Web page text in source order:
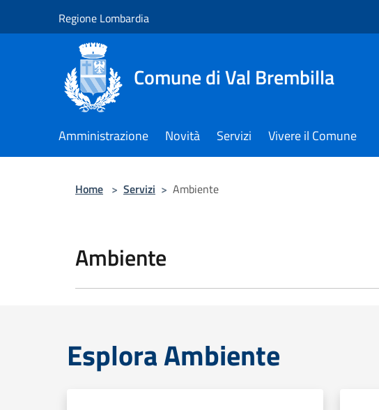
Regione Lombardia
Comune di Val Brembilla
Amministrazione Novità Servizi Vivere il Comune
Home > Servizi > Ambiente
Ambiente
Esplora Ambiente